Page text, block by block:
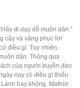
đi dạy dỗ muôn dân.”
cậy và vâng phục lời
điều gì. Tuy nhiên,
dân. Thông qua
của người truyền đạo
nay có điều gì thiếu
hay không. Mathiơ